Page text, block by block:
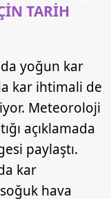
TARİH
yoğun kar
kar ihtimali de
Meteoroloji
açıklamada
paylaştı.
kar
hava